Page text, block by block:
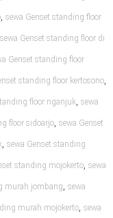
, sewa Genset standing floor
sewa Genset standing floor di
Genset standing floor
standing floor kertosono,
floor nganjuk, sewa
floor sidoarjo, sewa Genset
, sewa Genset standing
standing mojokerto, sewa
murah jombang, sewa
murah mojokerto, sewa